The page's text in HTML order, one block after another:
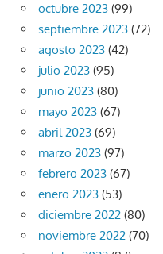
octubre 2023 (99)
septiembre 2023 (72)
agosto 2023 (42)
julio 2023 (95)
junio 2023 (80)
mayo 2023 (67)
abril 2023 (69)
marzo 2023 (97)
febrero 2023 (67)
enero 2023 (53)
diciembre 2022 (80)
noviembre 2022 (70)